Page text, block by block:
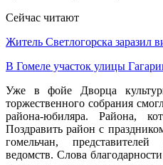
Сейчас читают
Житель Светлогорска заразил
В Гомеле участок улицы
Уже в фойе Дворца
торжественного собрания
района-юбиляра. Района,
Поздравить район с
гомельчан,
ведомств. Слова